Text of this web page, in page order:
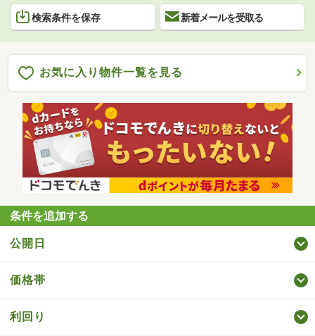
検索条件を保存 新着メールを受取る
お気に入り物件一覧を見る
条件を追加する
公開日
価格帯
利回り